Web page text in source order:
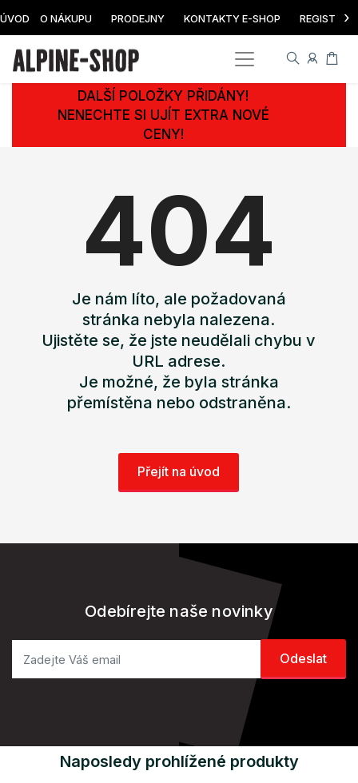
ÚVOD O NÁKUPU PRODEJNY KONTAKTY E-SHOP ›
DALŠÍ POLOŽKY PŘIDÁNY!
NENECHTE SI UJÍT EXTRA NOVÉ
CENY!
404
Je nám líto, ale požadovaná
stránka nebyla nalezena.
Ujistěte se, že jste neudělali chybu v
URL adrese.
Je možné, že byla stránka
přemístěna nebo odstraněna.
Přejít na úvod
Odebírejte naše novinky
Naposledy prohlížené produkty